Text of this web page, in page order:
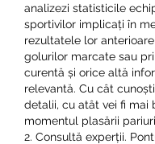
analizezi statisticile
sportivilor implicați în
rezultatele lor
golurilor marcate sau
curentă și orice altă
relevantă. Cu cât
detalii, cu atât vei fi mai
momentul plasării
2. Consultă experții.